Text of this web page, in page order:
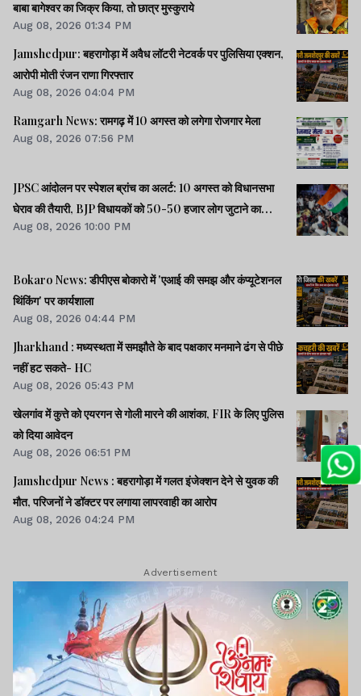
बाबा बागेश्वर का जिक्र किया, तो छात्र मुस्कुराये
Aug 08, 2026 01:34 PM
Jamshedpur: बहरागोड़ा में अवैध लॉटरी नेटवर्क पर पुलिसिया एक्शन,
आरोपी मोती रंजन राणा गिरफ्तार
Aug 08, 2026 04:04 PM
Ramgarh News: रामगढ़ में 10 अगस्त को लगेगा रोजगार मेला
Aug 08, 2026 07:56 PM
JPSC आंदोलन पर स्पेशल ब्रांच का अलर्ट: 10 अगस्त को विधानसभा
घेराव की तैयारी, BJP विधायकों को 50-50 हजार लोग जुटाने का
टास्क
Aug 08, 2026 10:00 PM
Bokaro News: डीपीएस बोकारो में 'एआई की समझ और कंप्यूटेशनल
थिंकिंग' पर कार्यशाला
Aug 08, 2026 04:44 PM
Jharkhand : मध्यस्थता में समझौते के बाद पक्षकार मनमाने ढंग से पीछे
नहीं हट सकते- HC
Aug 08, 2026 05:43 PM
खेलगांव में कुत्ते को एयरगन से गोली मारने की आशंका, FIR के लिए पुलिस
को दिया आवेदन
Aug 08, 2026 06:51 PM
Jamshedpur News : बहरागोड़ा में गलत इंजेक्शन देने से युवक की
मौत, परिजनों ने डॉक्टर पर लगाया लापरवाही का आरोप
Aug 08, 2026 04:24 PM
Advertisement